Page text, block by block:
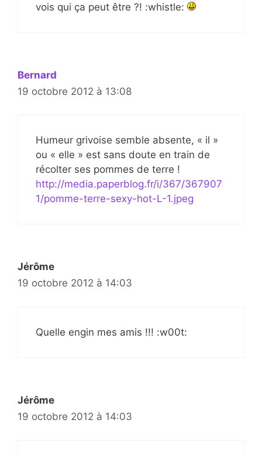
vois qui ça peut être ?! :whistle:
Bernard
19 octobre 2012 à 13:08
Humeur grivoise semble absente, « il »
ou « elle » est sans doute en train de
récolter ses pommes de terre !
http://media.paperblog.fr/i/367/367907
1/pomme-terre-sexy-hot-L-1.jpeg
Jérôme
19 octobre 2012 à 14:03
Quelle engin mes amis !!! :w00t:
Jérôme
19 octobre 2012 à 14:03